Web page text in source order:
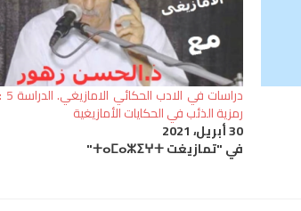
دراسات في الادب الحكائي الامازيغي. الدراسة 5 :
رمزية الذئب في الحكايات الأمازيغية
30 أبريل، 2021
في "تمازيغت ⵜⴰⵎⴰⵣⵉⵖⵜ"